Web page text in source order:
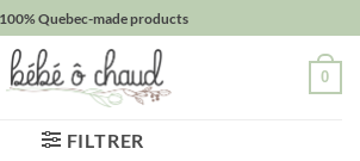
100% Quebec-made products
0
FILTRER